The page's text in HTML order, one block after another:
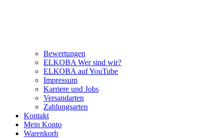
Bewertungen
ELKOBA Wer sind wir?
ELKOBA auf YouTube
Impressum
Karriere und Jobs
Versandarten
Zahlungsarten
Kontakt
Mein Konto
Warenkorb